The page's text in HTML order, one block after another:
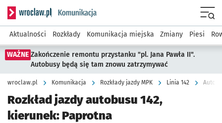
Serwis informacyjny wroclaw.pl podserwis: Komunikacja
Aktualności Rozkłady Komunikacja miejska Zmiany Piesi
WAŻNE Zakończenie remontu przystanku "pl. Jana Pawła II".
Autobusy będą się tam znowu zatrzymywać
wroclaw.pl Komunikacja Rozkłady jazdy MPK Linia 142
Rozkład jazdy autobusu 142,
kierunek: Paprotna